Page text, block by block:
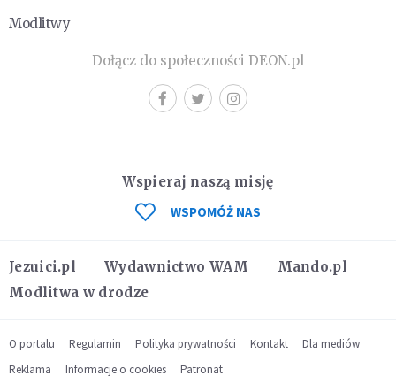
Modlitwy
Dołącz do społeczności DEON.pl
Jezuici.pl Wydawnictwo WAM
Mando.pl
Modlitwa w drodze
Wspieraj naszą misję
WSPOMÓŻ NAS
O portalu Regulamin Polityka prywatności Kontakt
Dla mediów
Reklama
Informacje o cookies Patronat